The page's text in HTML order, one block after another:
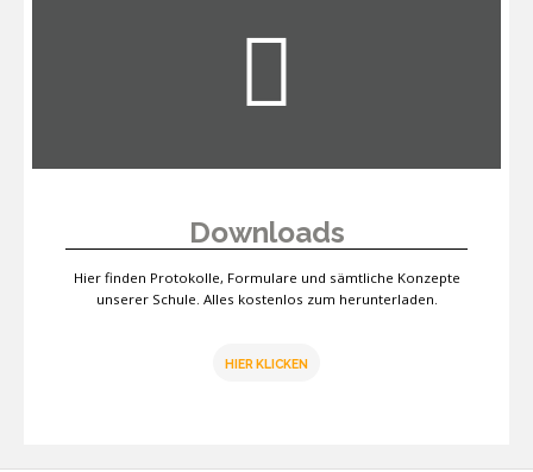
Downloads
Hier finden Protokolle, Formulare und sämtliche Konzepte
unserer Schule. Alles kostenlos zum herunterladen.
HIER KLICKEN